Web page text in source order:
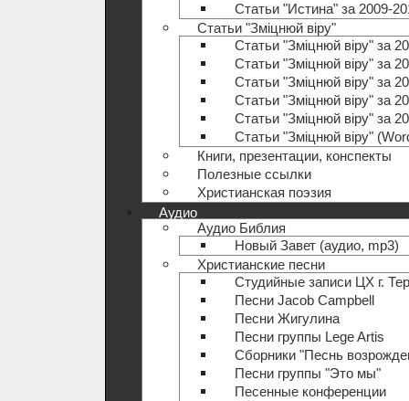
Статьи "Истина" за 2009-
Статьи "Зміцнюй віру"
Статьи "Зміцнюй віру" за
Статьи "Зміцнюй віру" за
Статьи "Зміцнюй віру" за
Статьи "Зміцнюй віру" за
Статьи "Зміцнюй віру" за
Статьи "Зміцнюй віру"
Книги, презентации, конспекты
Полезные ccылки
Христианская поэзия
Аудио
Аудио Библия
Новый Завет (аудио, mp3)
Христианские песни
Студийные записи ЦХ г.
Песни Jacob Campbell
Песни Жигулина
Песни группы Lege Artis
Сборники "Песнь
Песни группы "Это мы"
Песенные конференции